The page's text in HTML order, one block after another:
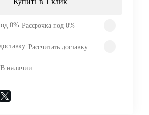
Купить в 1 клик
Рассрочка под 0%
Рассчитать доставку
В наличии